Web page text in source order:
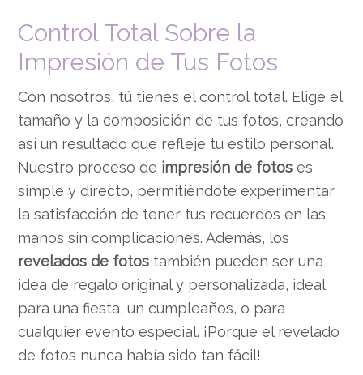
Control Total Sobre la
Impresión de Tus Fotos
Con nosotros, tú tienes el control total. Elige el
tamaño y la composición de tus fotos, creando
así un resultado que refleje tu estilo personal.
Nuestro proceso de impresión de fotos es
simple y directo, permitiéndote experimentar
la satisfacción de tener tus recuerdos en las
manos sin complicaciones. Además, los
revelados de fotos también pueden ser una
idea de regalo original y personalizada, ideal
para una fiesta, un cumpleaños, o para
cualquier evento especial. ¡Porque el revelado
de fotos nunca había sido tan fácil!